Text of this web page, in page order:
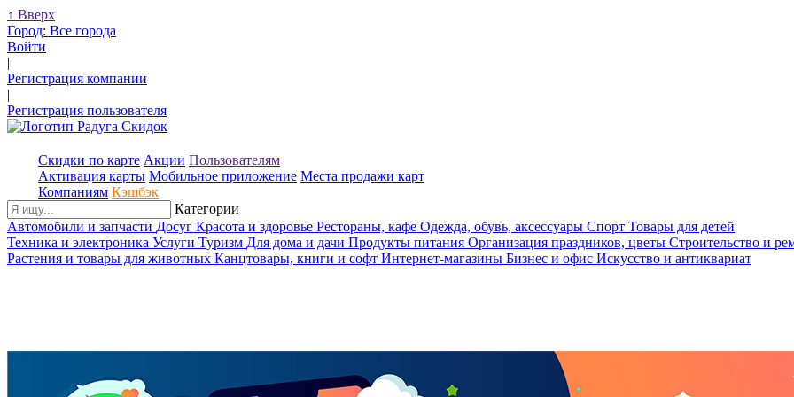
↑ Вверх
Город: Все города
Войти
|
Регистрация компании
|
Регистрация пользователя
Скидки по карте Акции Пользователям
Активация карты Мобильное приложение Места продажи карт
Компаниям Кэшбэк
Категории
Автомобили и запчасти Досуг Красота и здоровье Рестораны, кафе Одежда, обувь, аксессуары Спорт Товары для детей
Техника и электроника Услуги Туризм Для дома и дачи Продукты питания Организация праздников, цветы Строительство и
Растения и товары для животных Канцтовары, книги и софт Интернет-магазины Бизнес и офис Искусство и антиквариат